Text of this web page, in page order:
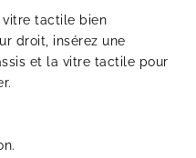
vitre tactile bien
droit, insérez une
et la vitre tactile pour